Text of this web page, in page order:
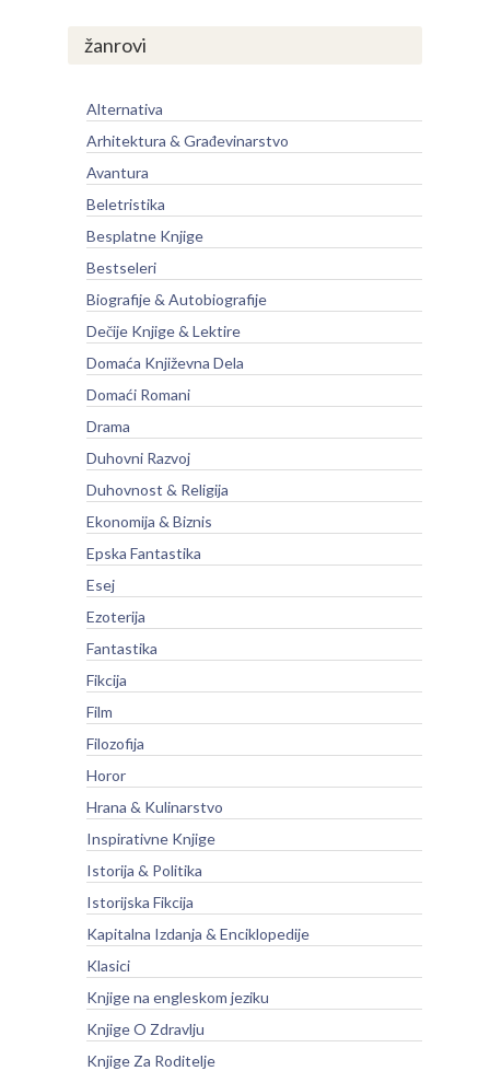
žanrovi
Alternativa
Arhitektura & Građevinarstvo
Avantura
Beletristika
Besplatne Knjige
Bestseleri
Biografije & Autobiografije
Dečije Knjige & Lektire
Domaća Književna Dela
Domaći Romani
Drama
Duhovni Razvoj
Duhovnost & Religija
Ekonomija & Biznis
Epska Fantastika
Esej
Ezoterija
Fantastika
Fikcija
Film
Filozofija
Horor
Hrana & Kulinarstvo
Inspirativne Knjige
Istorija & Politika
Istorijska Fikcija
Kapitalna Izdanja & Enciklopedije
Klasici
Knjige na engleskom jeziku
Knjige O Zdravlju
Knjige Za Roditelje